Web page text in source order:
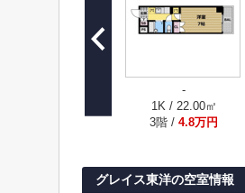
-
1K / 22.00㎡
3階 / 4.8万円
グレイス東洋の空室情報